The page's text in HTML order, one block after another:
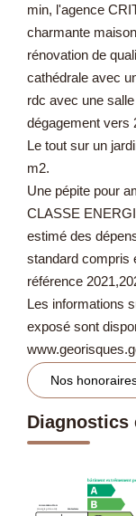
min, l'agence
charmante
rénovation de
cathédrale avec
rdc avec une
dégagement vers
Le tout sur un
m2.
Une pépite pour
CLASSE
estimé des
standard compris
référence
Les informations
exposé sont
Nos
Diagnostics